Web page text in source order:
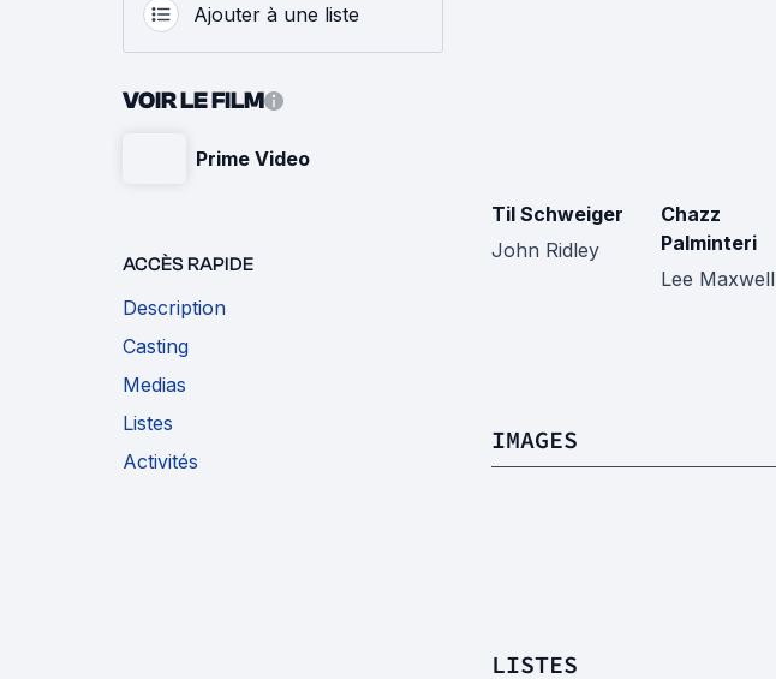
Ajouter à une liste
VOIR LE FILM
Prime Video
ACCÈS RAPIDE
Description
Casting
Medias
Listes
Activités
Til Schweiger
John Ridley
Chazz
Palminteri
Lee Maxwell
IMAGES
LISTES